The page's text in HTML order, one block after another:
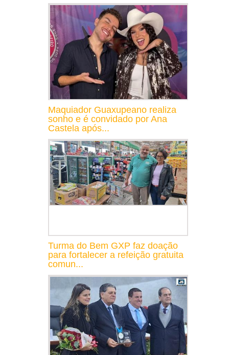
Maquiador Guaxupeano realiza
sonho e é convidado por Ana
Castela após...
Turma do Bem GXP faz doação
para fortalecer a refeição gratuita
comun...